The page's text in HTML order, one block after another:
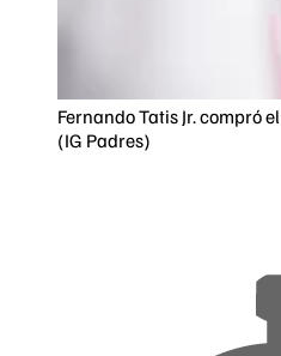
Fernando Tatis Jr. compró
(IG Padres)